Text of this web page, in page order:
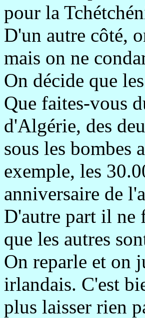
pour la
D'un autre côté,
mais on ne
On décide que
Que faites-vous
d'Algérie, des
sous les bombes
exemple, les
anniversaire de
D'autre part il ne
que les autres
On reparle et on
irlandais. C'est
plus laisser rien